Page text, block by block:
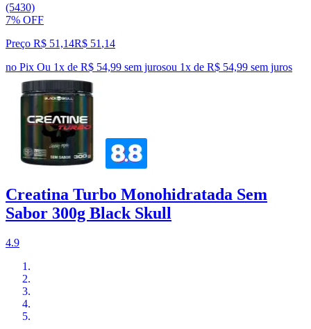
(5430)
7% OFF
Preço R$ 51,14R$ 51 ,14
no Pix Ou 1x de R$ 54,99 sem jurosou 1x de R$ 54,99 sem juros
Creatina Turbo Monohidratada Sem
Sabor 300g Black Skull
4.9